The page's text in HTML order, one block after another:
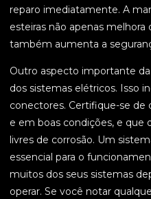
reparo imediatamente. A
esteiras não apenas
também aumenta a
Outro aspecto importante
dos sistemas elétricos. Isso
conectores. Certifique-se de
e em boas condições, e que
livres de corrosão. Um
essencial para o
muitos dos seus sistemas
operar. Se você notar